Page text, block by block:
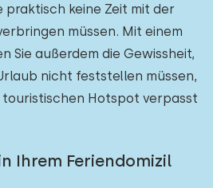
praktisch keine Zeit mit der
müssen. Mit einem
Sie außerdem die Gewissheit,
nicht feststellen müssen,
touristischen Hotspot verpasst
Ihrem Feriendomizil